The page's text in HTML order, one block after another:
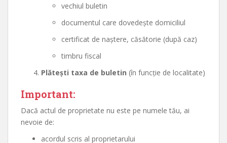
vechiul buletin
documentul care dovedește domiciliul
certificat de naștere, căsătorie (după caz)
timbru fiscal
Plătești taxa de buletin (în funcție de localitate)
Important:
Dacă actul de proprietate nu este pe numele tău, ai
nevoie de:
acordul scris al proprietarului